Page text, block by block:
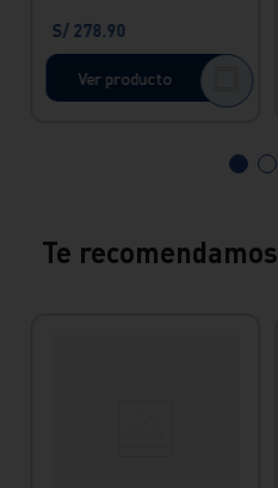
S/ 278.90
Ver producto
Te